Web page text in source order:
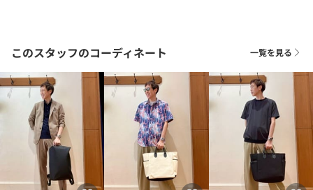
このスタッフのコーディネート 一覧を見る